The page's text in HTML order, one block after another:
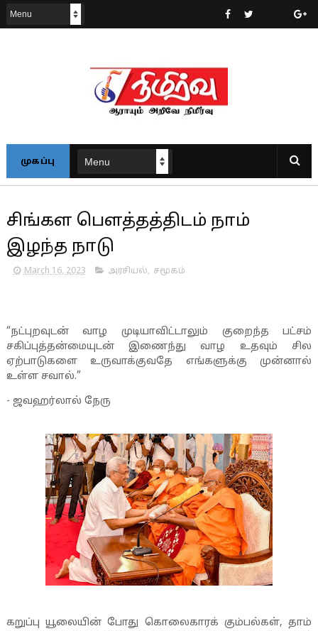
முகப்பு
சிங்கள பௌத்தத்திடம் நாம்
இழந்த நாடு
March 16, 2023 அரசியல், சமூகம்
“நட்புறவுடன் வாழ முடியாவிட்டாலும் குறைந்த பட்சம்
சகிப்புத்தன்மையுடன் இணைந்து வாழ உதவும் சில
ஏற்பாடுகளை உருவாக்குவதே எங்களுக்கு முன்னால்
உள்ள சவால்.”
- ஜவஹர்லால் நேரு
கறுப்பு யூலையின் போது கொலைகாரக் கும்பல்கள்,தாம்